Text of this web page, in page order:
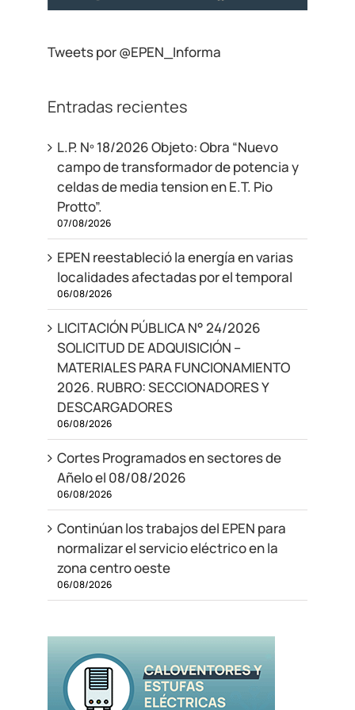
Tweets por @EPEN_Informa
Entradas recientes
L.P. Nº 18/2026 Objeto: Obra “Nuevo
campo de transformador de potencia y
celdas de media tension en E.T. Pio
Protto”.
07/08/2026
EPEN reestableció la energía en varias
localidades afectadas por el temporal
06/08/2026
LICITACIÓN PÚBLICA N° 24/2026
SOLICITUD DE ADQUISICIÓN –
MATERIALES PARA FUNCIONAMIENTO
2026. RUBRO: SECCIONADORES Y
DESCARGADORES
06/08/2026
Cortes Programados en sectores de
Añelo el 08/08/2026
06/08/2026
Continúan los trabajos del EPEN para
normalizar el servicio eléctrico en la
zona centro oeste
06/08/2026